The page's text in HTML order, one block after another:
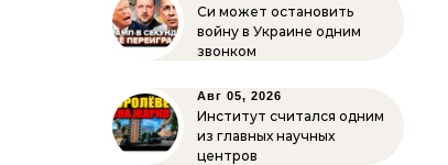
Си может остановить
войну в Украине одним
звонком
Авг 05, 2026
Институт считался одним
из главных научных
центров